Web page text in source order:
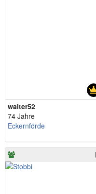
walter52
74 Jahre
Eckernförde